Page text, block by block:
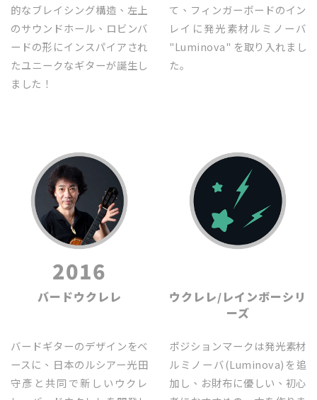
的なブレイシング構造、左上
のサウンドホール、ロビンバ
ードの形にインスパイアされ
たユニークなギターが誕生し
ました！
て、フィンガーボードのイン
レイに発光素材ルミノーバ
"Luminova" を取り入れまし
た｡
2016
バードウクレレ
バードギターのデザインをベ
ースに、日本のルシアー光田
守彥と共同で新しいウクレ
ウクレレ/レインボーシリ
ーズ
ポジションマークは発光素材
ルミノーバ(Luminova)を追
加し、お財布に優しい、初心